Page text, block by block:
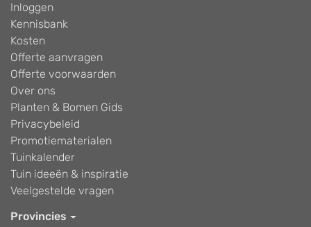
Inloggen
Kennisbank
Kosten
Offerte aanvragen
Offerte voorwaarden
Over ons
Planten & Bomen Gids
Privacybeleid
Promotiematerialen
Tuinkalender
Tuin ideeën & inspiratie
Veelgestelde vragen
Provincies